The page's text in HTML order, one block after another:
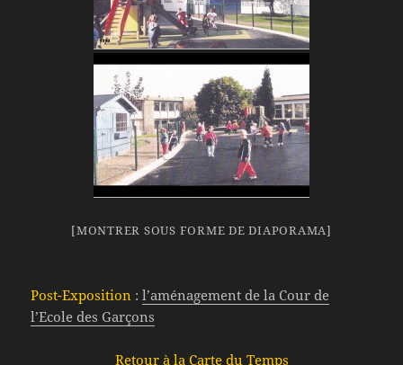
[MONTRER SOUS FORME DE DIAPORAMA]
Post-Exposition :l’aménagement de la Cour de
l’Ecole des Garçons
Retour à la Carte du Temps